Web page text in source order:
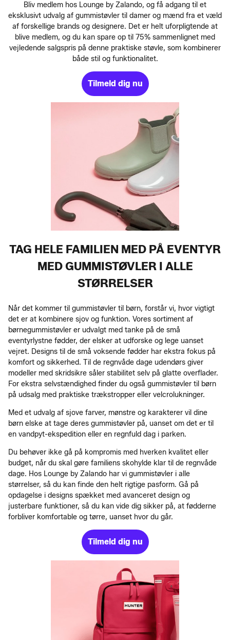
Bliv medlem hos Lounge by Zalando, og få adgang til et
eksklusivt udvalg af gummistøvler til damer og mænd fra et væld
af forskellige brands og designere. Det er helt uforpligtende at
blive medlem, og du kan spare op til 75% sammenlignet med
vejledende salgspris på denne praktiske støvle, som kombinerer
både stil og funktionalitet.
Tilmeld dig nu
TAG HELE FAMILIEN MED PÅ EVENTYR
MED GUMMISTØVLER I ALLE
STØRRELSER
Når det kommer til gummistøvler til børn, forstår vi, hvor vigtigt
det er at kombinere sjov og funktion. Vores sortiment af
børnegummistøvler er udvalgt med tanke på de små
eventyrlystne fødder, der elsker at udforske og lege uanset
vejret. Designs til de små voksende fødder har ekstra fokus på
komfort og sikkerhed. Til de regnvåde dage udendørs giver
modeller med skridsikre såler stabilitet selv på glatte overflader.
For ekstra selvstændighed finder du også gummistøvler til børn
på udsalg med praktiske trækstropper eller velcrolukninger.
Med et udvalg af sjove farver, mønstre og karakterer vil dine
børn elske at tage deres gummistøvler på, uanset om det er til
en vandpyt-ekspedition eller en regnfuld dag i parken.
Du behøver ikke gå på kompromis med hverken kvalitet eller
budget, når du skal gøre familiens skohylde klar til de regnvåde
dage. Hos Lounge by Zalando har vi gummistøvler i alle
størrelser, så du kan finde den helt rigtige pasform. Gå på
opdagelse i designs spækket med avanceret design og
justerbare funktioner, så du kan vide dig sikker på, at fødderne
forbliver komfortable og tørre, uanset hvor du går.
Tilmeld dig nu